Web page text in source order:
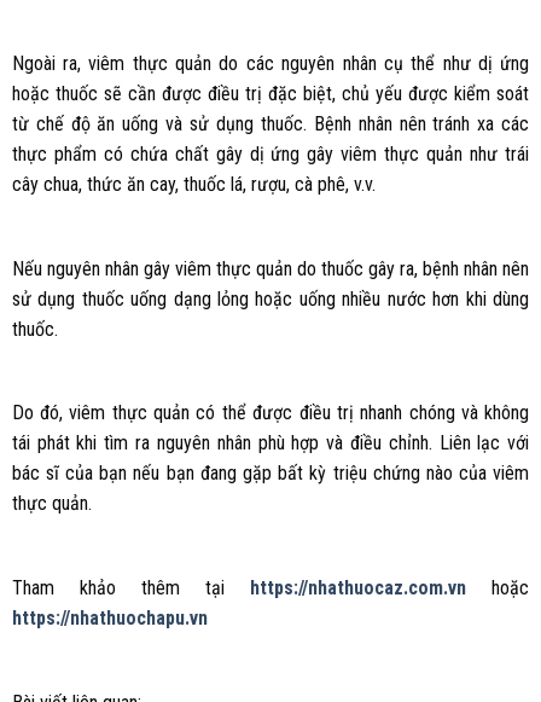
Ngoài ra, viêm thực quản do các nguyên nhân cụ thể như dị ứng
hoặc thuốc sẽ cần được điều trị đặc biệt, chủ yếu được kiểm soát
từ chế độ ăn uống và sử dụng thuốc. Bệnh nhân nên tránh xa các
thực phẩm có chứa chất gây dị ứng gây viêm thực quản như trái
cây chua, thức ăn cay, thuốc lá, rượu, cà phê, v.v.
Nếu nguyên nhân gây viêm thực quản do thuốc gây ra, bệnh nhân nên
sử dụng thuốc uống dạng lỏng hoặc uống nhiều nước hơn khi dùng
thuốc.
Do đó, viêm thực quản có thể được điều trị nhanh chóng và không
tái phát khi tìm ra nguyên nhân phù hợp và điều chỉnh. Liên lạc với
bác sĩ của bạn nếu bạn đang gặp bất kỳ triệu chứng nào của viêm
thực quản.
Tham khảo thêm tại https://nhathuocaz.com.vn hoặc
https://nhathuochapu.vn